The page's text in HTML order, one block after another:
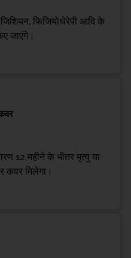
फिजियोथेरेपी आदि के
जाएंगे।
12 महीने के भीतर मृत्यु या
कवर मिलेगा।